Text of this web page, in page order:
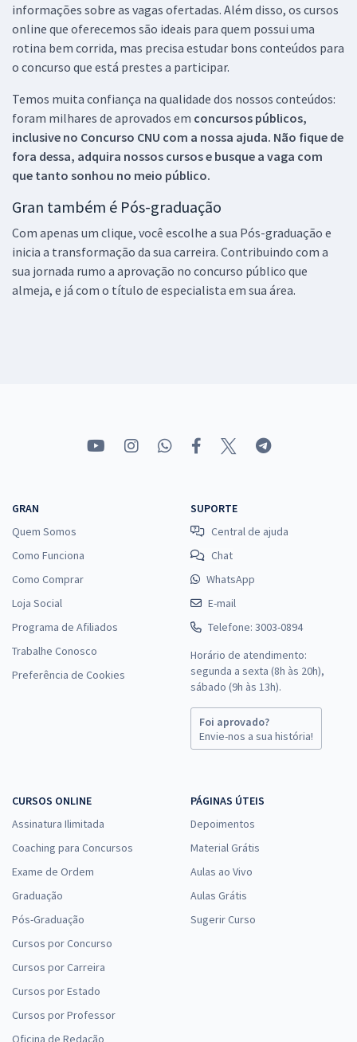
informações sobre as vagas ofertadas. Além disso, os cursos
online que oferecemos são ideais para quem possui uma
rotina bem corrida, mas precisa estudar bons conteúdos para
o concurso que está prestes a participar.
Temos muita confiança na qualidade dos nossos conteúdos:
foram milhares de aprovados em concursos públicos,
inclusive no Concurso CNU com a nossa ajuda. Não fique de
fora dessa, adquira nossos cursos e busque a vaga com
que tanto sonhou no meio público.
Gran também é Pós-graduação
Com apenas um clique, você escolhe a sua Pós-graduação e
inicia a transformação da sua carreira. Contribuindo com a
sua jornada rumo a aprovação no concurso público que
almeja, e já com o título de especialista em sua área.
GRAN
Quem Somos
Como Funciona
Como Comprar
Loja Social
Programa de Afiliados
Trabalhe Conosco
Preferência de Cookies
SUPORTE
Central de ajuda
Chat
WhatsApp
E-mail
Telefone: 3003-0894
Horário de atendimento:
segunda a sexta (8h às 20h),
sábado (9h às 13h).
Foi aprovado?
Envie-nos a sua história!
CURSOS ONLINE
Assinatura Ilimitada
Coaching para Concursos
Exame de Ordem
Graduação
Pós-Graduação
Cursos por Concurso
Cursos por Carreira
Cursos por Estado
Cursos por Professor
Oficina de Redação
PÁGINAS ÚTEIS
Depoimentos
Material Grátis
Aulas ao Vivo
Aulas Grátis
Sugerir Curso